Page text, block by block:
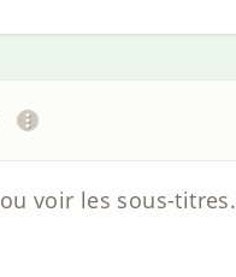
voir les sous-titres.